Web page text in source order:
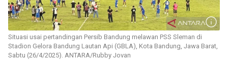
Situasi usai pertandingan Persib Bandung melawan PSS Sleman di
Stadion Gelora Bandung Lautan Api (GBLA), Kota Bandung, Jawa Barat,
Sabtu (26/4/2025). ANTARA/Rubby Jovan